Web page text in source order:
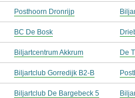
Posthoorn Dronrijp
BC De Bosk
Biljartcentrum Akkrum De
Biljartclub Gorredijk B2-B
Biljartclub De Bargebeck 5